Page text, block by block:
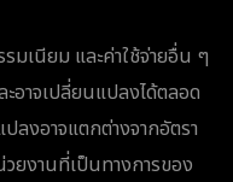
มเนียม และค่าใช้จ่ายอื่น ๆ
อาจเปลี่ยนแปลงได้ตลอด
ลงอาจแตกต่างจากอัตรา
ยงานที่เป็นทางการของ